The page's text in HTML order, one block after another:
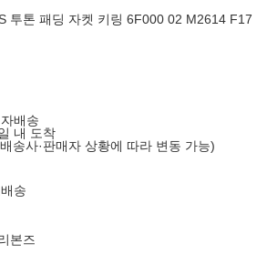
투톤 패딩 자켓 키링 6F000 02 M2614 F17
배송
내 도착
송사·판매자 상황에 따라 변동 가능)
송
본즈